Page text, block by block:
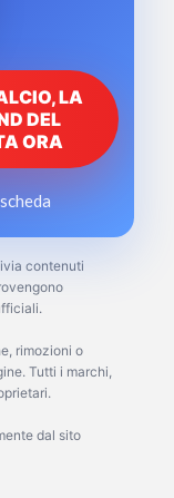
LA
DEL
ORA
contenuti
rimozioni o
Tutti i marchi,
dal sito